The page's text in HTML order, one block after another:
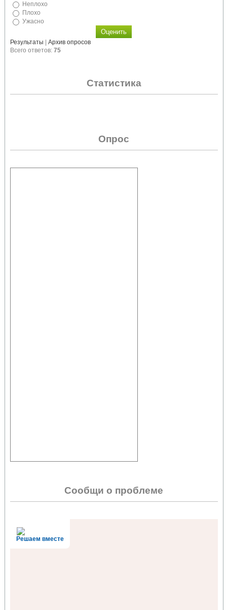
Неплохо
Плохо
Ужасно
Результаты
Архив опросов
Всего ответов: 75
Статистика
Опрос
Сообщи о проблеме
Решаем вместе